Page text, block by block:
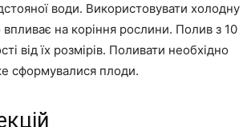
води. Використовувати холодну
на коріння рослини. Полив з 10
від їх розмірів. Поливати необхідно
сформувалися плоди.